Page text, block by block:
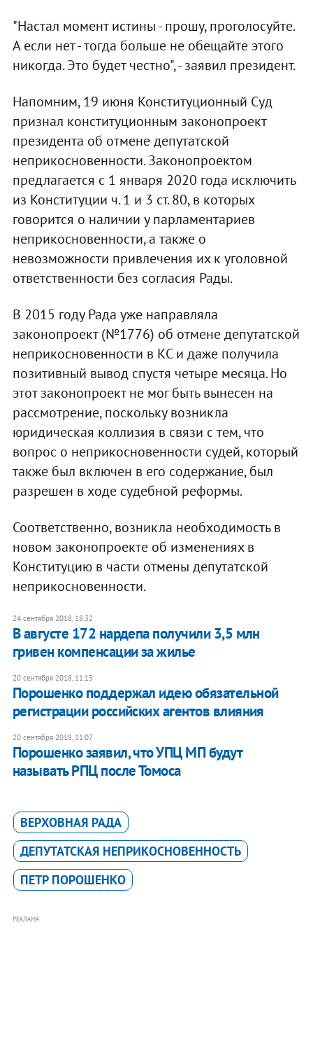
"Настал момент истины - прошу, проголосуйте.
А если нет - тогда больше не обещайте этого
никогда. Это будет честно", - заявил президент.
Напомним, 19 июня Конституционный Суд
признал конституционным законопроект
президента об отмене депутатской
неприкосновенности. Законопроектом
предлагается с 1 января 2020 года исключить
из Конституции ч. 1 и 3 ст. 80, в которых
говорится о наличии у парламентариев
неприкосновенности, а также о
невозможности привлечения их к уголовной
ответственности без согласия Рады.
В 2015 году Рада уже направляла
законопроект (№1776) об отмене депутатской
неприкосновенности в КС и даже получила
позитивный вывод спустя четыре месяца. Но
этот законопроект не мог быть вынесен на
рассмотрение, поскольку возникла
юридическая коллизия в связи с тем, что
вопрос о неприкосновенности судей, который
также был включен в его содержание, был
разрешен в ходе судебной реформы.
Соответственно, возникла необходимость в
новом законопроекте об изменениях в
Конституцию в части отмены депутатской
неприкосновенности.
24 сентября 2018, 18:32
В августе 172 нардепа получили 3,5 млн
гривен компенсации за жилье
20 сентября 2018, 11:15
Порошенко поддержал идею обязательной
регистрации российских агентов влияния
20 сентября 2018, 11:07
Порошенко заявил, что УПЦ МП будут
называть РПЦ после Томоса
ВЕРХОВНАЯ РАДА
ДЕПУТАТСКАЯ НЕПРИКОСНОВЕННОСТЬ
ПЕТР ПОРОШЕНКО
РЕКЛАМА